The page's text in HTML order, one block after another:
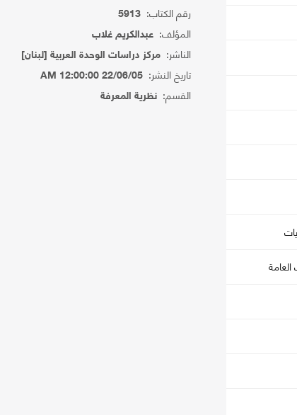
رقم الكتاب: 5913
المؤلف: عبدالكريم غلاب
الناشر: مركز دراسات الوحدة العربية [لبنان]
تاريخ النشر: 22/06/05 12:00:00 AM
القسم: نظرية المعرفة